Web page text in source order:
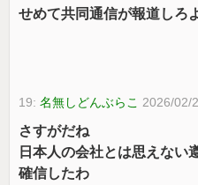
せめて共同通信が報道しろ
19:名無しどんぶらこ 2026/02/
さすがだね
日本人の会社とは思えない
確信したわ